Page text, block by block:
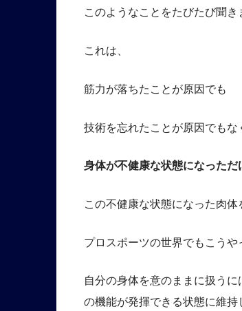
このようなことをたびたび聞き
これは、
筋力が落ちたことが原因でも
技術を忘れたことが原因でもな
身体が不健康な状態になっただ
この不健康な状態になった肉
プロスポーツの世界でもこうや
自分の身体を意のままに扱う
の機能が発揮できる状態に維持